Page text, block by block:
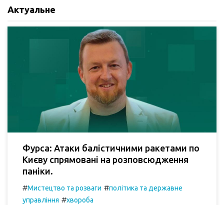
Актуальне
Фурса: Атаки балістичними ракетами по
Києву спрямовані на розповсюдження
паніки.
#Мистецтво та розваги #політика та державне
управління #хвороба